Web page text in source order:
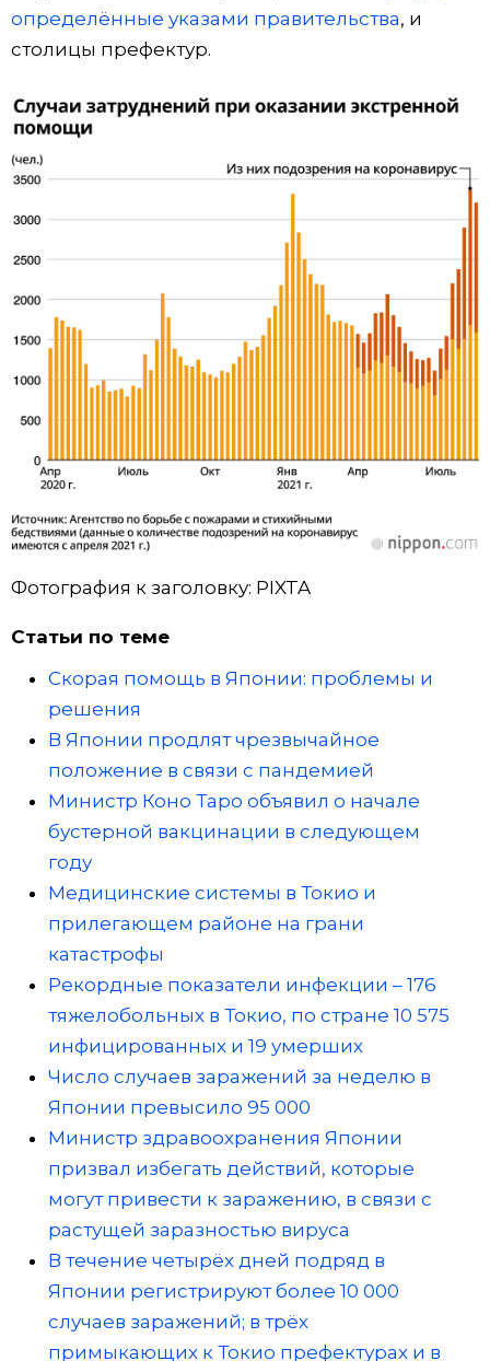
определённые указами правительства, и
столицы префектур.
Фотография к заголовку: PIXTA
Статьи по теме
Скорая помощь в Японии: проблемы и
решения
В Японии продлят чрезвычайное
положение в связи с пандемией
Министр Коно Таро объявил о начале
бустерной вакцинации в следующем
году
Медицинские системы в Токио и
прилегающем районе на грани
катастрофы
Рекордные показатели инфекции – 176
тяжелобольных в Токио, по стране 10 575
инфицированных и 19 умерших
Число случаев заражений за неделю в
Японии превысило 95 000
Министр здравоохранения Японии
призвал избегать действий, которые
могут привести к заражению, в связи с
растущей заразностью вируса
В течение четырёх дней подряд в
Японии регистрируют более 10 000
случаев заражений; в трёх
примыкающих к Токио префектурах и в